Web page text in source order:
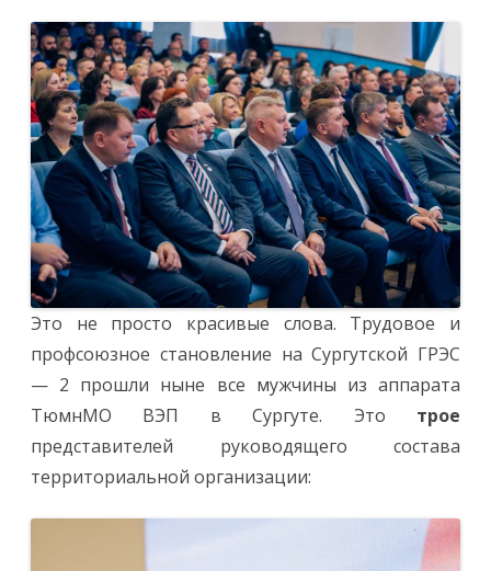
Это не просто красивые слова. Трудовое и
профсоюзное становление на Сургутской ГРЭС
— 2 прошли ныне все мужчины из аппарата
ТюмнМО ВЭП в Сургуте. Это трое
представителей руководящего состава
территориальной организации: